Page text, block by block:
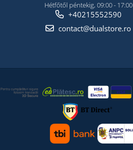
Hétfőtől péntekig, 09:00 - 17:00
+40215552590
contact@dualstore.ro